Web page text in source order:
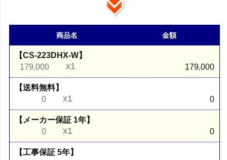
商品名 金額
【CS-223DHX-W】
179,000
x1 179,000
【送料無料】
0
x1 0
【メーカー保証 1年】
0
x1 0
【工事保証 5年】